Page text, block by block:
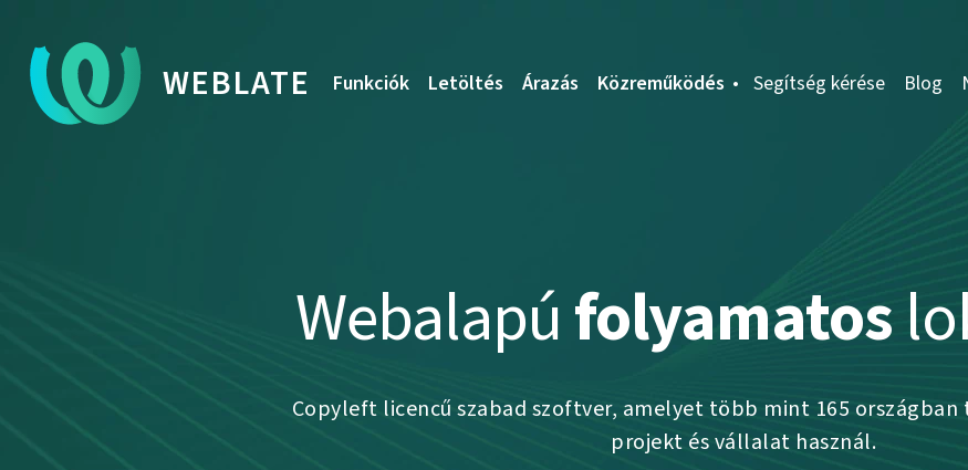
WEBLATE Funkciók Letöltés Árazás Közreműködés Segítség kérése Blog
Webalapú folyamatos
Copyleft licencű szabad szoftver, amelyet több mint 165 országban
projekt és vállalat használ.